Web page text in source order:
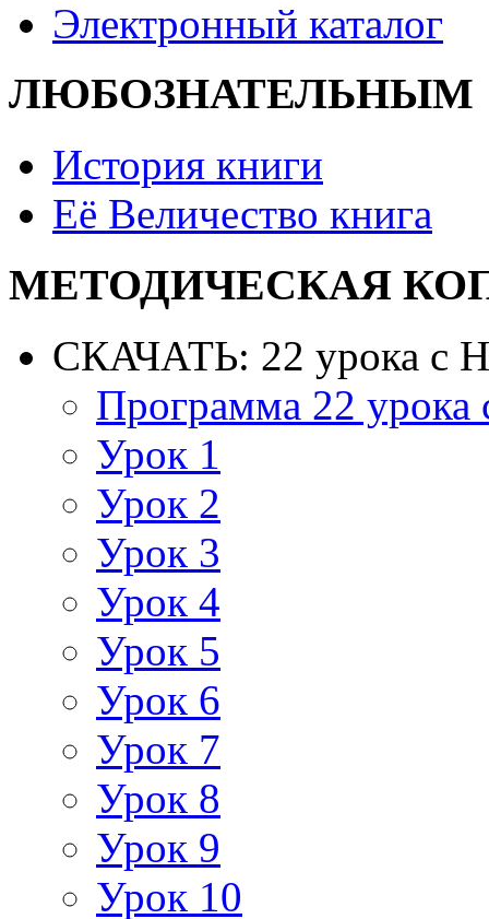
Электронный каталог
ЛЮБОЗНАТЕЛЬНЫМ
История книги
Её Величество книга
МЕТОДИЧЕСКАЯ
СКАЧАТЬ: 22 урока с
Программа 22
Урок 1
Урок 2
Урок 3
Урок 4
Урок 5
Урок 6
Урок 7
Урок 8
Урок 9
Урок 10